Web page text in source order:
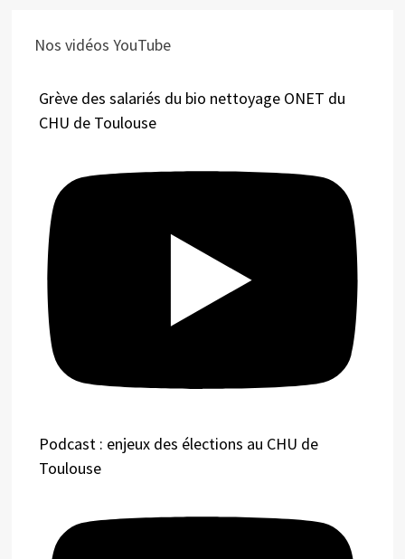
Nos vidéos YouTube
Grève des salariés du bio nettoyage ONET du
CHU de Toulouse
Podcast : enjeux des élections au CHU de
Toulouse